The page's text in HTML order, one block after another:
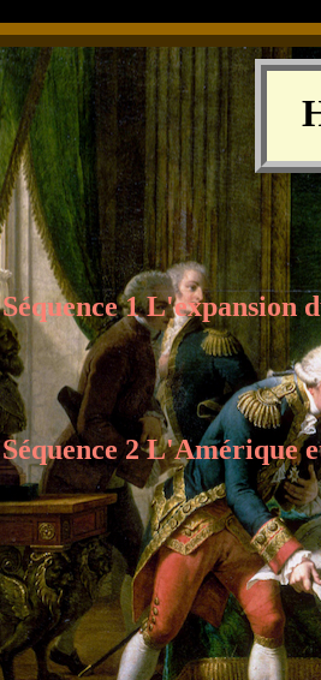
Séquence 1 L'expansion
Séquence 2 L'Amérique